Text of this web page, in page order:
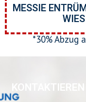
MESSIE
*30% Abzug
KONTAKTIEREN